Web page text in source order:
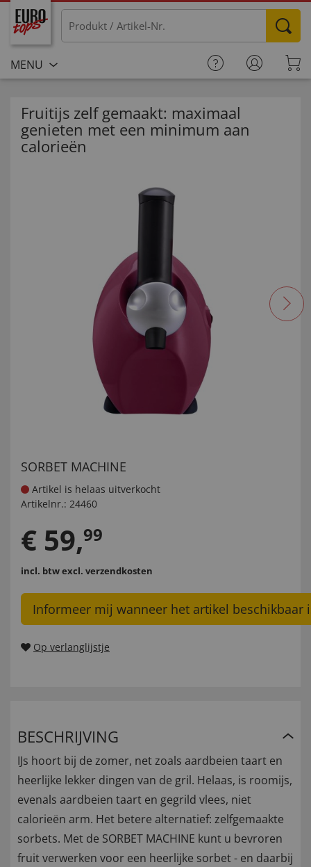
MENU
Fruitijs zelf gemaakt: maximaal
genieten met een minimum aan
calorieën
SORBET MACHINE
Artikel is helaas uitverkocht
Artikelnr.: 24460
€ 59,99
incl. btwexcl. verzendkosten
Informeer mij wanneer het artikel beschikbaar
Op verlanglijstje
BESCHRIJVING
IJs hoort bij de zomer, net zoals aardbeien taart en
heerlijke lekker dingen van de gril. Helaas, is roomijs,
evenals aardbeien taart en gegrild vlees, niet
calorieën arm. Het betere alternatief: zelfgemaakte
sorbets. Met de SORBET MACHINE kunt u bevroren
fruit verwerken voor een heerlijke sorbet - en daarbij